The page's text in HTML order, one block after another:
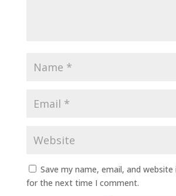
Save my name, email, and
for the next time I comment.